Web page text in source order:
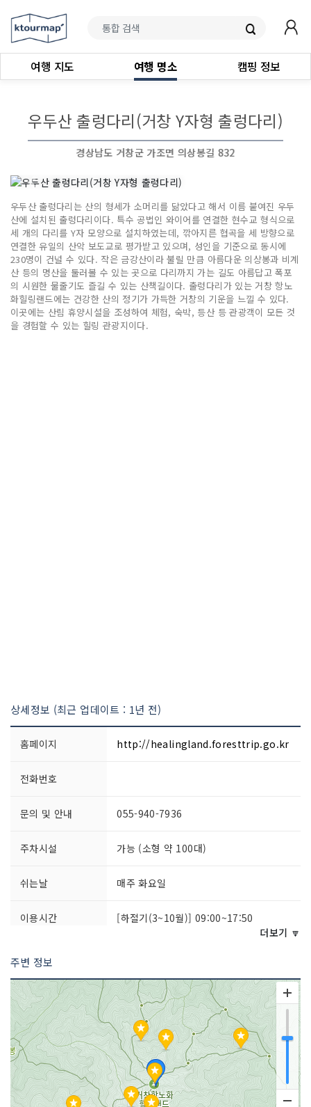
여행 지도 여행 명소 캠핑 정보
우두산 출렁다리(거창 Y자형 출렁다리)
경상남도 거창군 가조면 의상봉길 832
우두산 출렁다리는 산의 형세가 소머리를 닮았다고 해서 이름 붙여진 우두
산에 설치된 출렁다리이다. 특수 공법인 와이어를 연결한 현수교 형식으로
세 개의 다리를 Y자 모양으로 설치하였는데, 깎아지른 협곡을 세 방향으로
연결한 유일의 산악 보도교로 평가받고 있으며, 성인을 기준으로 동시에
230명이 건널 수 있다. 작은 금강산이라 불릴 만큼 아름다운 의상봉과 비계
산 등의 명산을 둘러볼 수 있는 곳으로 다리까지 가는 길도 아름답고 폭포
의 시원한 물줄기도 즐길 수 있는 산책길이다. 출렁다리가 있는 거창 항노
화힐링랜드에는 건강한 산의 정기가 가득한 거창의 기운을 느낄 수 있다.
이곳에는 산림 휴양시설을 조성하여 체험, 숙박, 등산 등 관광객이 모든 것
을 경험할 수 있는 힐링 관광지이다.
상세정보 (최근 업데이트 : 1년 전)
홈페이지 http://healingland.foresttrip.go.kr
전화번호
문의 및 안내 055-940-7936
주차시설 가능 (소형 약 100대)
쉬는날 매주 화요일
이용시간
[하절기(3~10월)] 09:00~17:50
더보기 🔽
주변 정보